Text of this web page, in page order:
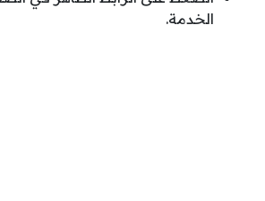
الخدمة.